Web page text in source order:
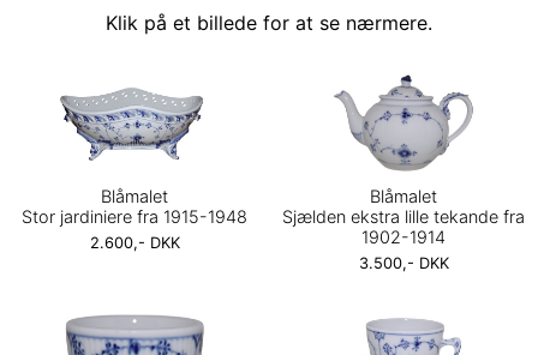
Klik på et billede for at se nærmere.
Blåmalet
Stor jardiniere fra 1915-1948
2.600,- DKK
Blåmalet
Sjælden ekstra lille tekande fra
1902-1914
3.500,- DKK